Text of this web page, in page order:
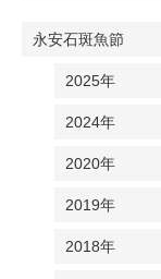
永安石斑魚節
2025年
2024年
2020年
2019年
2018年